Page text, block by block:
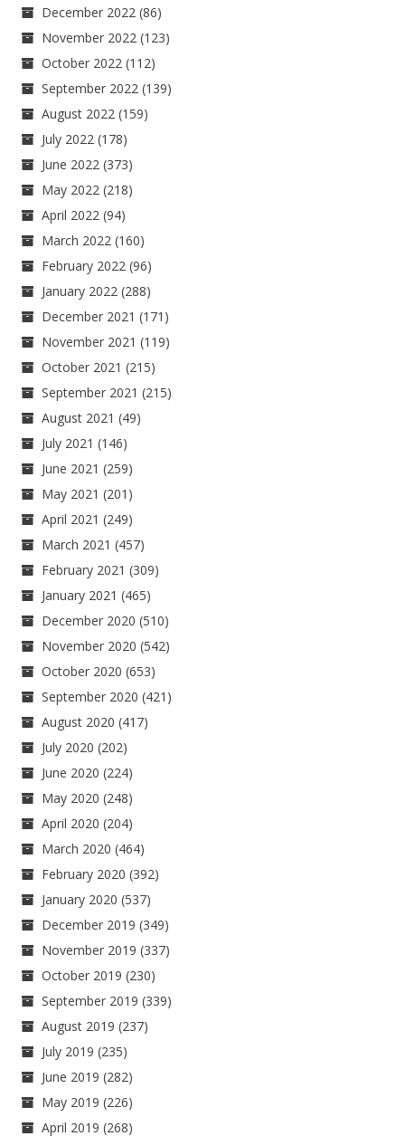
December 2022 (86)
November 2022 (123)
October 2022 (112)
September 2022 (139)
August 2022 (159)
July 2022 (178)
June 2022 (373)
May 2022 (218)
April 2022 (94)
March 2022 (160)
February 2022 (96)
January 2022 (288)
December 2021 (171)
November 2021 (119)
October 2021 (215)
September 2021 (215)
August 2021 (49)
July 2021 (146)
June 2021 (259)
May 2021 (201)
April 2021 (249)
March 2021 (457)
February 2021 (309)
January 2021 (465)
December 2020 (510)
November 2020 (542)
October 2020 (653)
September 2020 (421)
August 2020 (417)
July 2020 (202)
June 2020 (224)
May 2020 (248)
April 2020 (204)
March 2020 (464)
February 2020 (392)
January 2020 (537)
December 2019 (349)
November 2019 (337)
October 2019 (230)
September 2019 (339)
August 2019 (237)
July 2019 (235)
June 2019 (282)
May 2019 (226)
April 2019 (268)